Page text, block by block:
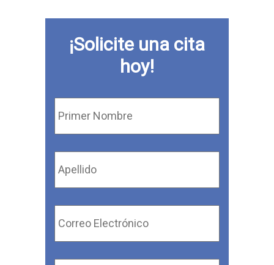
¡Solicite una cita
hoy!
Primer
Nombre
*
Apellido *
Correo
Electrónico *
Número